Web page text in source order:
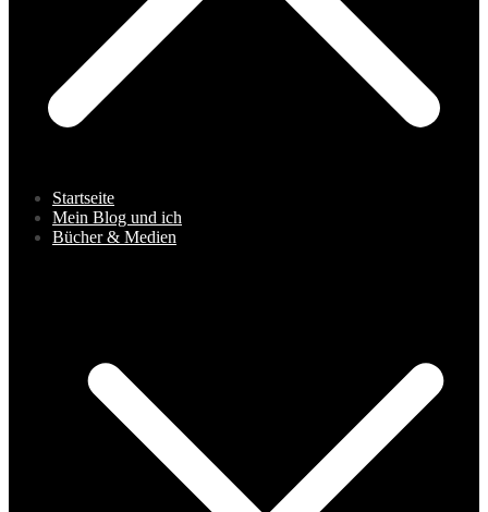
Startseite
Mein Blog und ich
Bücher & Medien